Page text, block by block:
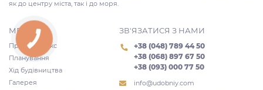
як до центру міста, так і до моря.
МЕНЮ
Про комплекс
Планування
Хід будівництва
Галерея
ЗВ'ЯЗАТИСЯ З НАМИ
+38 (048) 789 44 50
+38 (068) 897 67 50
+38 (093) 000 77 50
info@udobniy.com